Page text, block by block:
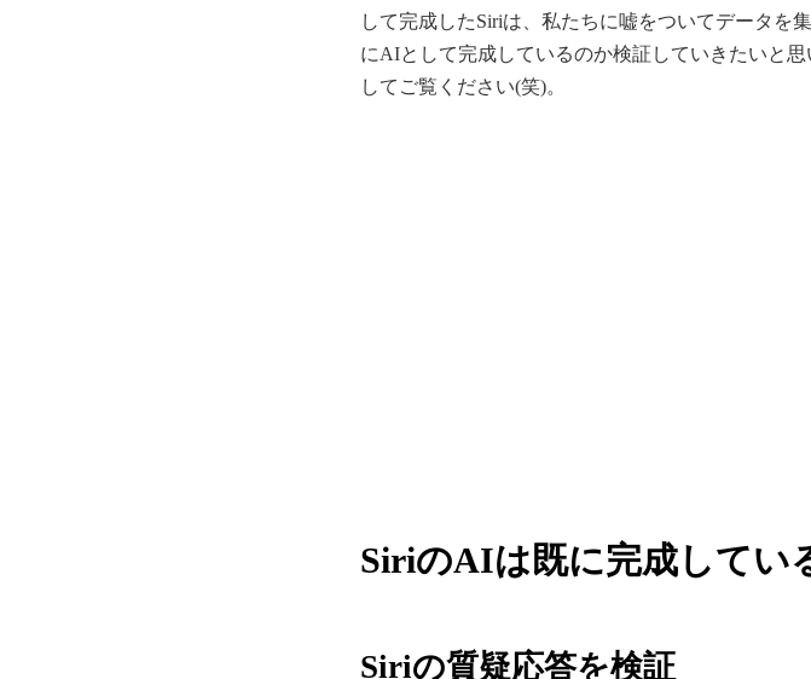
して完成したSiriは、私たちに嘘をついてデータを
にAIとして完成しているのか検証していきたいと
してご覧ください(笑)。
SiriのAIは既に完成してい
Siriの質疑応答を検証